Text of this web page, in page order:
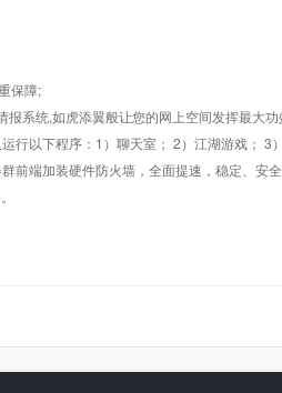
保障;
系统,如虎添翼般让您的网上空间发挥最大功
以下程序：1）聊天室； 2）江湖游戏； 3
端加装硬件防火墙，全面提速，稳定、安